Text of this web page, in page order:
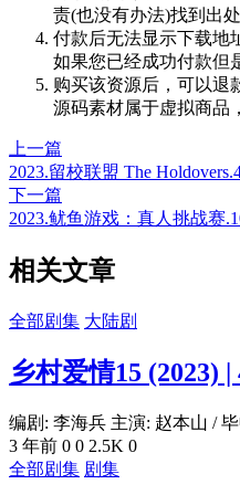
责(也没有办法)找到出
付款后无法显示下载地
如果您已经成功付款但
购买该资源后，可以退
源码素材属于虚拟商品
上一篇
2023.留校联盟 The
下一篇
2023.鱿鱼游戏：真人挑战赛
相关文章
全部剧集 大陆剧
乡村爱情15 (2023)
编剧: 李海兵 主演: 赵本山 /
3 年前 0 0 2.5K 0
全部剧集 剧集